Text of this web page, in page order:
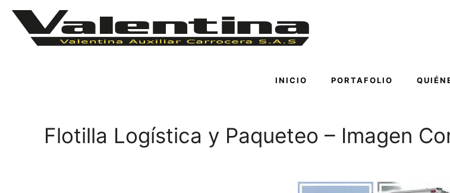
INICIO PORTAFOLIO
Flotilla Logística y Paqueteo – Imagen